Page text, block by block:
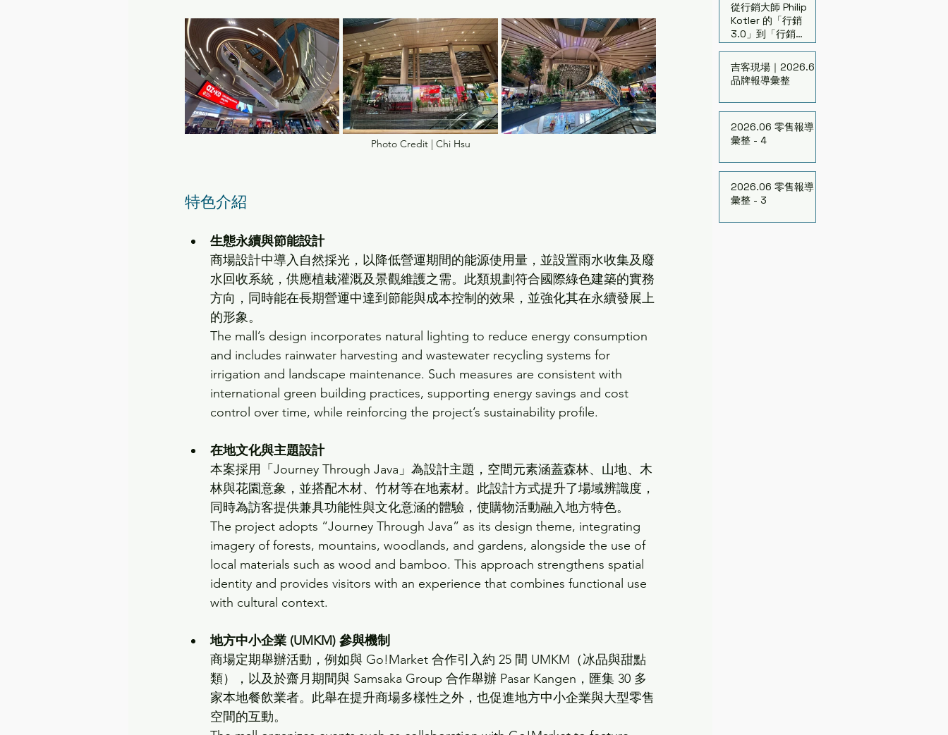
Photo Credit | Chi Hsu
特色介紹
生態永續與節能設計
商場設計中導入自然採光，以降低營運期間的能源使用量，並設置雨水收集及廢
水回收系統，供應植栽灌溉及景觀維護之需。此類規劃符合國際綠色建築的實務
方向，同時能在長期營運中達到節能與成本控制的效果，並強化其在永續發展上
的形象。
The mall’s design incorporates natural lighting to reduce energy consumption
and includes rainwater harvesting and wastewater recycling systems for
irrigation and landscape maintenance. Such measures are consistent with
international green building practices, supporting energy savings and cost
control over time, while reinforcing the project’s sustainability profile.
在地文化與主題設計
本案採用「Journey Through Java」為設計主題，空間元素涵蓋森林、山地、木
林與花園意象，並搭配木材、竹材等在地素材。此設計方式提升了場域辨識度，
同時為訪客提供兼具功能性與文化意涵的體驗，使購物活動融入地方特色。
The project adopts “Journey Through Java” as its design theme, integrating
imagery of forests, mountains, woodlands, and gardens, alongside the use of
local materials such as wood and bamboo. This approach strengthens spatial
identity and provides visitors with an experience that combines functional use
with cultural context.
地方中小企業 (UMKM) 參與機制
商場定期舉辦活動，例如與 Go!Market 合作引入約 25 間 UMKM（冰品與甜點
類），以及於齋月期間與 Samsaka Group 合作舉辦 Pasar Kangen，匯集 30 多
家本地餐飲業者。此舉在提升商場多樣性之外，也促進地方中小企業與大型零售
空間的互動。
從行銷大師 Philip
Kotler 的「行銷
3.0」到「行銷
7.0」- 來看購物中
心的行銷策略
吉客現場｜2026.6
品牌報導彙整
2026.06 零售報導
彙整 - 4
2026.06 零售報導
彙整 - 3